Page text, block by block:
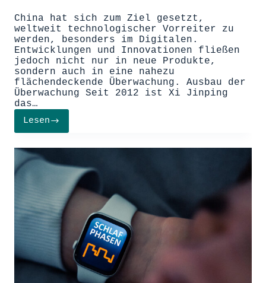
China hat sich zum Ziel gesetzt,
weltweit technologischer Vorreiter zu
werden, besonders im Digitalen.
Entwicklungen und Innovationen fließen
jedoch nicht nur in neue Produkte,
sondern auch in eine nahezu
flächendeckende Überwachung. Ausbau der
Überwachung Seit 2012 ist Xi Jinping
das…
LesenChinas
Überwachungsstaat:
Schattenseiten
des
technologischen
Fortschritts